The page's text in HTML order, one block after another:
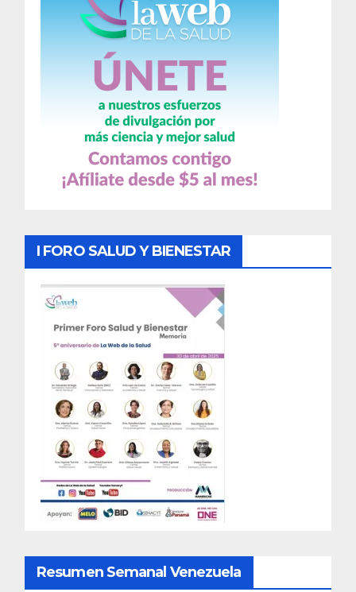
I FORO SALUD Y BIENESTAR
Resumen Semanal Venezuela